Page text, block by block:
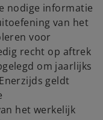
nodige informatie
van het
voor
recht op aftrek
om jaarlijks
geldt
het werkelijk